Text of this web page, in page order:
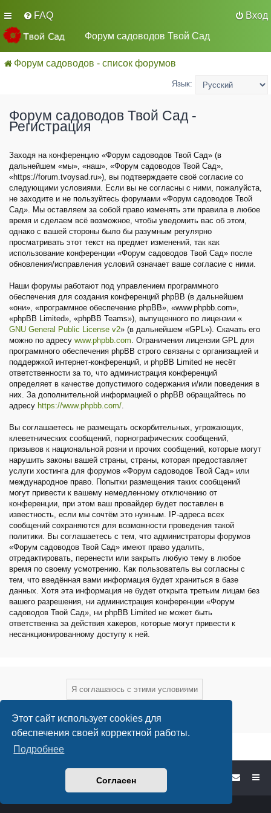
Этот сайт использует cookies для
обеспечения своей корректной работы.
Подробнее
Согласен
FAQ
Вход
Форум садоводов Твой Сад
Форум садоводов - список форумов
Язык:
Форум садоводов Твой Сад -
Регистрация
Заходя на конференцию «Форум садоводов Твой Сад» (в
дальнейшем «мы», «наш», «Форум садоводов Твой Сад»,
«https://forum.tvoysad.ru»), вы подтверждаете своё согласие со
следующими условиями. Если вы не согласны с ними, пожалуйста,
не заходите и не пользуйтесь форумами «Форум садоводов Твой
Сад». Мы оставляем за собой право изменять эти правила в любое
время и сделаем всё возможное, чтобы уведомить вас об этом,
однако с вашей стороны было бы разумным регулярно
просматривать этот текст на предмет изменений, так как
использование конференции «Форум садоводов Твой Сад» после
обновления/исправления условий означает ваше согласие с ними.
Наши форумы работают под управлением программного
обеспечения для создания конференций phpBB (в дальнейшем
«они», «программное обеспечение phpBB», «www.phpbb.com»,
«phpBB Limited», «phpBB Teams»), выпущенного по лицензии «
GNU General Public License v2» (в дальнейшем «GPL»). Скачать его
можно по адресу www.phpbb.com. Ограничения лицензии GPL для
программного обеспечения phpBB строго связаны с организацией и
поддержкой интернет-конференций, и phpBB Limited не несёт
ответственности за то, что администрация конференций
определяет в качестве допустимого содержания и/или поведения в
них. За дополнительной информацией о phpBB обращайтесь по
адресу https://www.phpbb.com/.
Вы соглашаетесь не размещать оскорбительных, угрожающих,
клеветнических сообщений, порнографических сообщений,
призывов к национальной розни и прочих сообщений, которые могут
нарушить законы вашей страны, страны, которая предоставляет
услуги хостинга для форумов «Форум садоводов Твой Сад» или
международное право. Попытки размещения таких сообщений
могут привести к вашему немедленному отключению от
конференции, при этом ваш провайдер будет поставлен в
известность, если мы сочтём это нужным. IP-адреса всех
сообщений сохраняются для возможности проведения такой
политики. Вы соглашаетесь с тем, что администраторы форумов
«Форум садоводов Твой Сад» имеют право удалить,
отредактировать, перенести или закрыть любую тему в любое
время по своему усмотрению. Как пользователь вы согласны с
тем, что введённая вами информация будет храниться в базе
данных. Хотя эта информация не будет открыта третьим лицам без
вашего разрешения, ни администрация конференции «Форум
садоводов Твой Сад», ни phpBB Limited не может быть
ответственна за действия хакеров, которые могут привести к
несанкционированному доступу к ней.
Форум садоводов - список форумов